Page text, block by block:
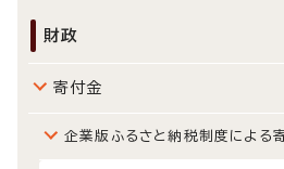
財政
寄付金
企業版ふるさと納税制度による